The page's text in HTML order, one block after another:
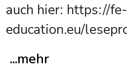
auch hier: https://fe-
...mehr